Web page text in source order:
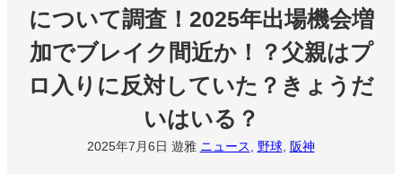
について調査！2025年出場機会増
加でブレイク間近か！？父親はプ
ロ入りに反対していた？きょうだ
いはいる？
2025年7月6日 遊雅 ニュース, 野球, 阪神